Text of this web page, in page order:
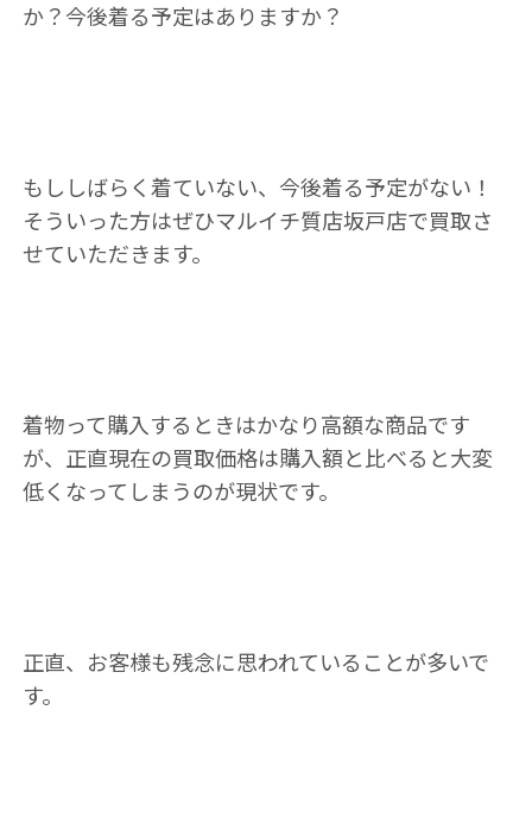
か？今後着る予定はありますか？
もししばらく着ていない、今後着る予定がない！
そういった方はぜひマルイチ質店坂戸店で買取さ
せていただきます。
着物って購入するときはかなり高額な商品です
が、正直現在の買取価格は購入額と比べると大変
低くなってしまうのが現状です。
正直、お客様も残念に思われていることが多いで
す。